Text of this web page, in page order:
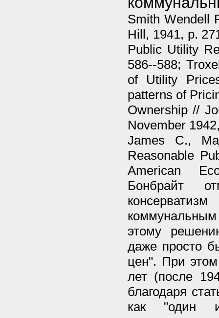
Smith Wendell
Hill, 1941, p.
Public Utility
586--588;
of Utility
patterns of
Ownership //
November
James С.,
Reasonable
American
Бонбрайт
этому
даже просто
цен". При
лет (после
благодаря
как "один